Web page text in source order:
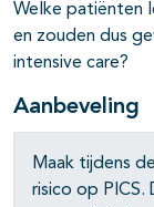
Welke patiënten
en zouden dus
intensive care?
Aanbeveling
Maak tijdens
risico op PICS.